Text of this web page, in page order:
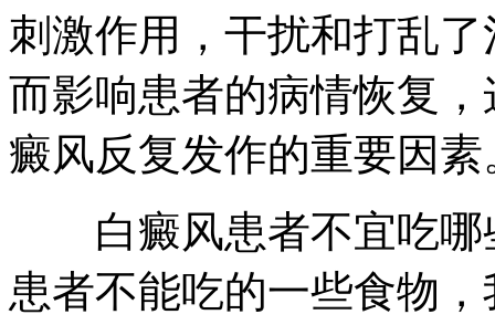
刺激作用，干扰和打乱
而影响患者的病情恢复
癜风反复发作的重要因素
白癜风患者不宜吃哪
患者不能吃的一些食物